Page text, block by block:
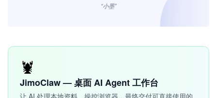
“小墨”
🦞
JimoClaw — 桌面 AI Agent 工作台
让 AI 处理本地资料、操控浏览器，最终交付可直接使用的